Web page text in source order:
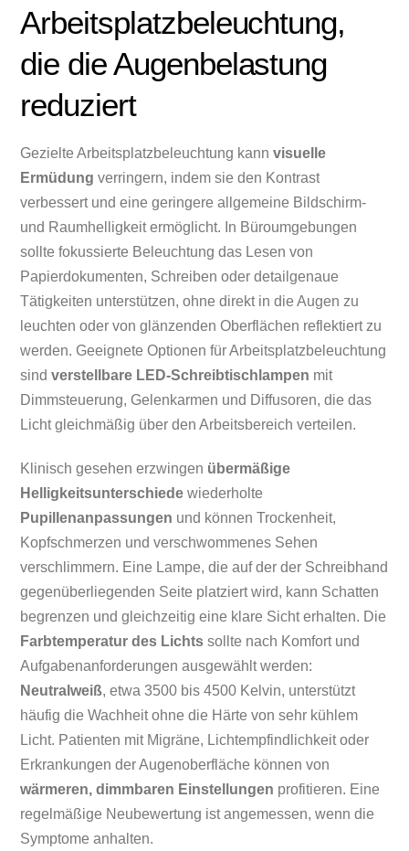
Arbeitsplatzbeleuchtung,
die die Augenbelastung
reduziert
Gezielte Arbeitsplatzbeleuchtung kannvisuelle
Ermüdung verringern, indem sie den Kontrast
verbessert und eine geringere allgemeine Bildschirm-
und Raumhelligkeit ermöglicht. In Büroumgebungen
sollte fokussierte Beleuchtung das Lesen von
Papierdokumenten, Schreiben oder detailgenaue
Tätigkeiten unterstützen, ohne direkt in die Augen zu
leuchten oder von glänzenden Oberflächen reflektiert zu
werden. Geeignete Optionen für Arbeitsplatzbeleuchtung
sindverstellbare LED-Schreibtischlampen mit
Dimmsteuerung, Gelenkarmen und Diffusoren, die das
Licht gleichmäßig über den Arbeitsbereich verteilen.
Klinisch gesehen erzwingen übermäßige
Helligkeitsunterschiede wiederholte
Pupillenanpassungen und können Trockenheit,
Kopfschmerzen und verschwommenes Sehen
verschlimmern. Eine Lampe, die auf der der Schreibhand
gegenüberliegenden Seite platziert wird, kann Schatten
begrenzen und gleichzeitig eine klare Sicht erhalten. Die
Farbtemperatur des Lichts sollte nach Komfort und
Aufgabenanforderungen ausgewählt werden:
Neutralweiß, etwa 3500 bis 4500 Kelvin, unterstützt
häufig die Wachheit ohne die Härte von sehr kühlem
Licht. Patienten mit Migräne, Lichtempfindlichkeit oder
Erkrankungen der Augenoberfläche können von
wärmeren, dimmbaren Einstellungen profitieren. Eine
regelmäßige Neubewertung ist angemessen, wenn die
Symptome anhalten.